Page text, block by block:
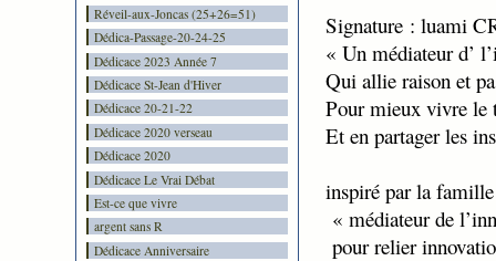
Réveil-aux-Joncas (25+26=51)
Dédica-Passage-20-24-25
Dédicace 2023 Année 7
Dédicace St-Jean d'Hiver
Dédicace 20-21-22
Dédicace 2020 verseau
Dédicace 2020
Dédicace Le Vrai Débat
Est-ce que vivre
argent sans R
Dédicace Anniversaire
Signature : luami
« Un médiateur d’
Qui allie raison et
Pour mieux vivre le
Et en partager les
inspiré par la
« médiateur de
pour relier